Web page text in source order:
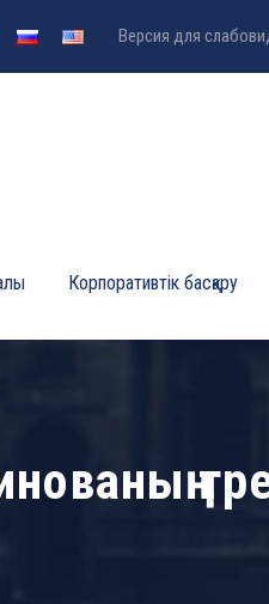
Версия для
Корпоративтік басқару